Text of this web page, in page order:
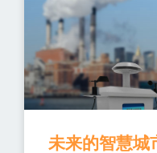
未来的智慧城